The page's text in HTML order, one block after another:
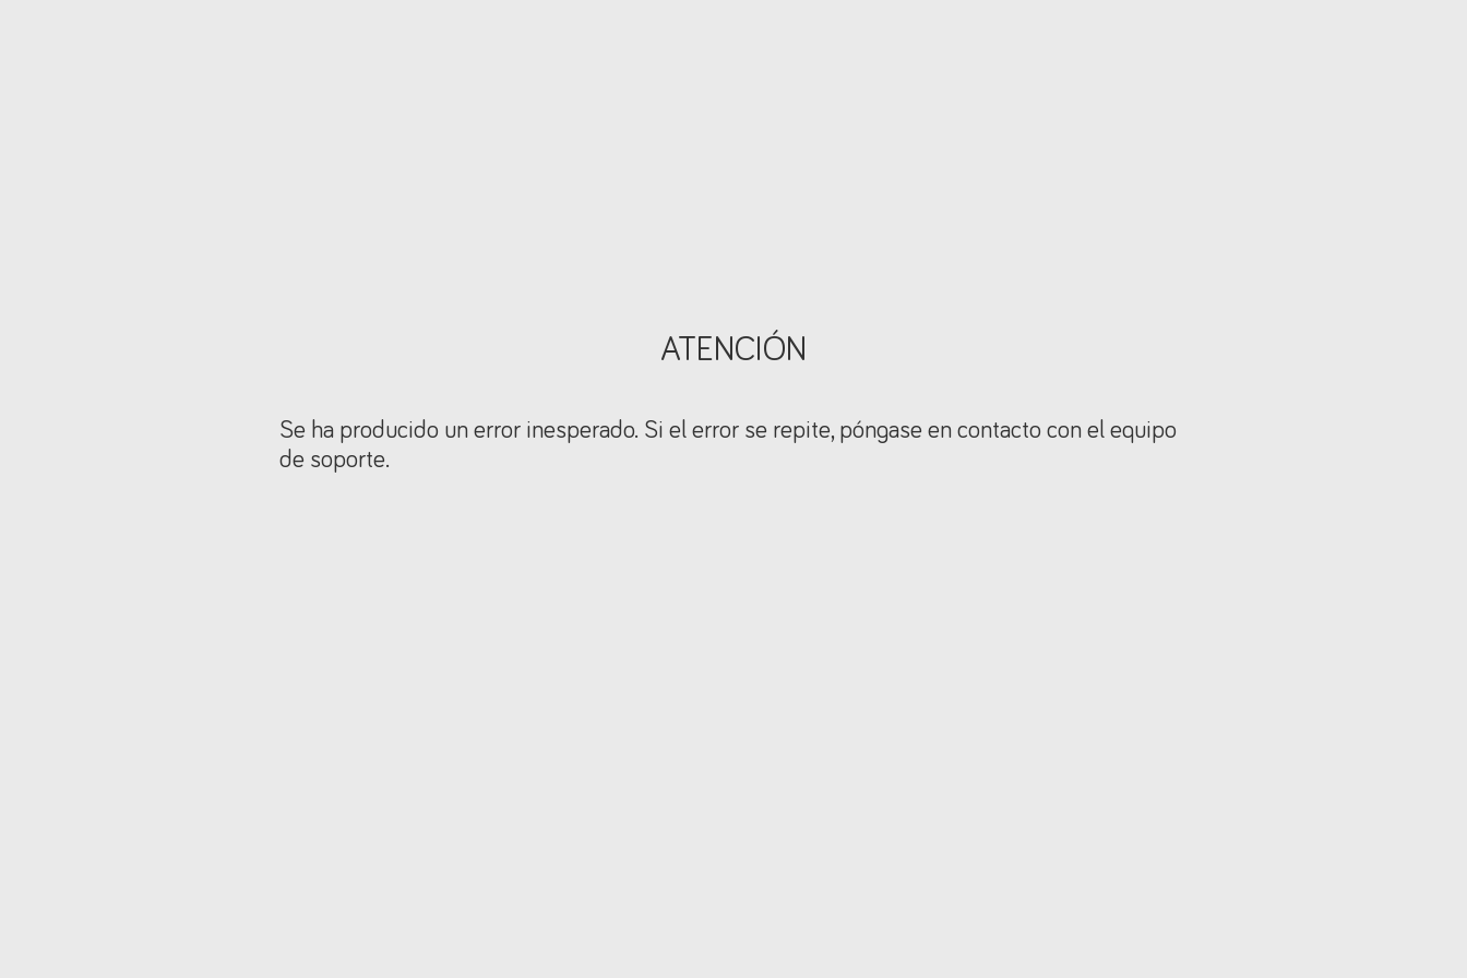
ATENCIÓN
Se ha producido un error inesperado. Si el error se repite, póngase en contacto con el equipo
de soporte.